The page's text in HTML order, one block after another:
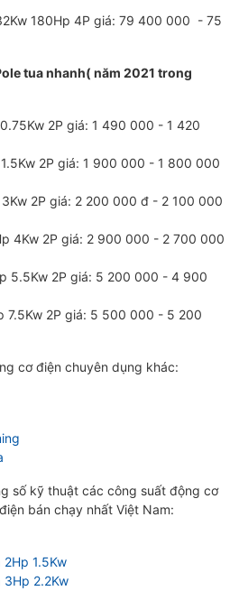
180Hp 4P giá: 79 400 000 - 75
tua nhanh( năm 2021 trong
2P giá: 1 490 000 - 1 420
2P giá: 1 900 000 - 1 800 000
2P giá: 2 200 000 đ - 2 100 000
4Kw 2P giá: 2 900 000 - 2 700 000
5.5Kw 2P giá: 5 200 000 - 4 900
7.5Kw 2P giá: 5 500 000 - 5 200
cơ điện chuyên dụng khác:
số kỹ thuật các công suất động cơ
bán chạy nhất Việt Nam:
1.5Kw
2.2Kw